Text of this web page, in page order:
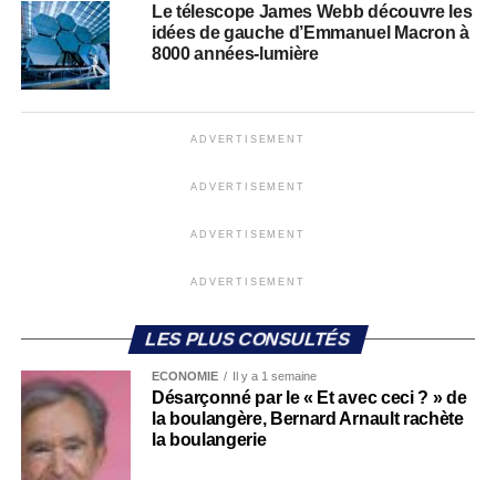
Le télescope James Webb découvre les
idées de gauche d’Emmanuel Macron à
8000 années-lumière
ADVERTISEMENT
ADVERTISEMENT
ADVERTISEMENT
ADVERTISEMENT
LES PLUS CONSULTÉS
ECONOMIE Il y a 1 semaine
Désarçonné par le « Et avec ceci ? » de
la boulangère, Bernard Arnault rachète
la boulangerie